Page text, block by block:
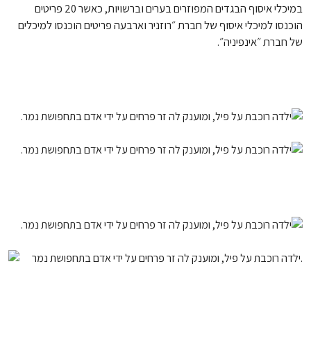
במיכלי איסוף הבגדים המפוזרים בערים וברשויות, כאשר 20 פריטים
הוכנסו למיכלי איסוף של חברת ״רוזניר וארבעה פריטים הוכנסו למיכלים
של חברת ״אינפיניה״.